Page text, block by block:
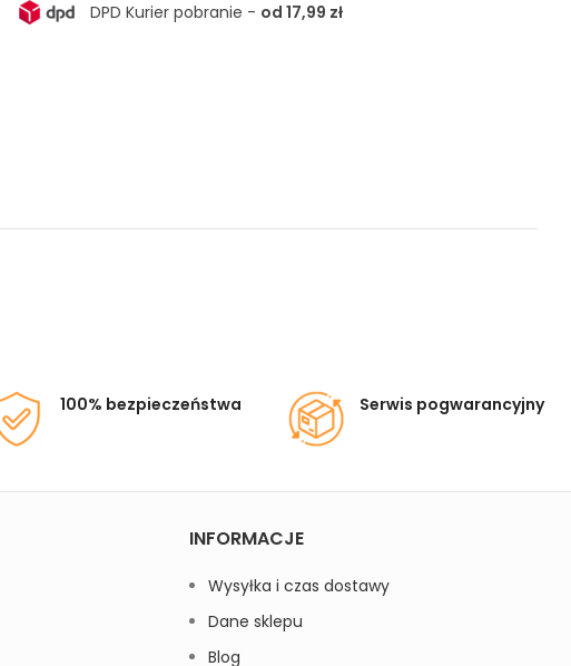
DPD Kurier pobranie - od 17,99 zł
100% bezpieczeństwa Serwis pogwarancyjny
INFORMACJE
Wysyłka i czas dostawy
Dane sklepu
Blog